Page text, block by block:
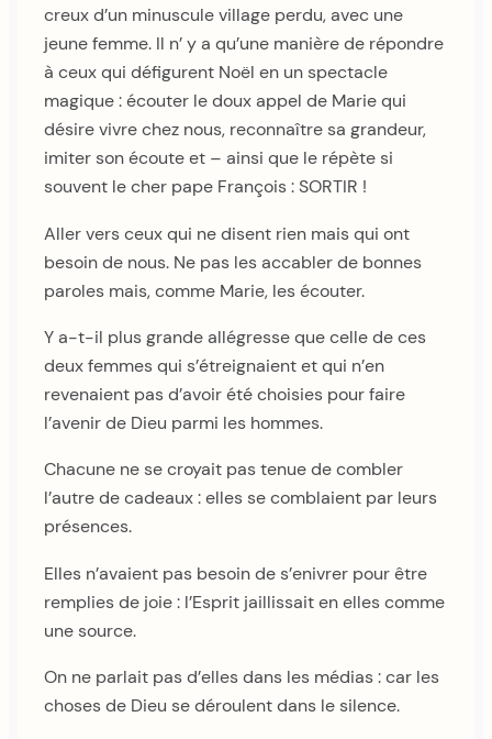
creux d’un minuscule village perdu, avec une
jeune femme. Il n’ y a qu’une manière de répondre
à ceux qui défigurent Noël en un spectacle
magique : écouter le doux appel de Marie qui
désire vivre chez nous, reconnaître sa grandeur,
imiter son écoute et – ainsi que le répète si
souvent le cher pape François : SORTIR !
Aller vers ceux qui ne disent rien mais qui ont
besoin de nous. Ne pas les accabler de bonnes
paroles mais, comme Marie, les écouter.
Y a-t-il plus grande allégresse que celle de ces
deux femmes qui s’étreignaient et qui n’en
revenaient pas d’avoir été choisies pour faire
l’avenir de Dieu parmi les hommes.
Chacune ne se croyait pas tenue de combler
l’autre de cadeaux : elles se comblaient par leurs
présences.
Elles n’avaient pas besoin de s’enivrer pour être
remplies de joie : l’Esprit jaillissait en elles comme
une source.
On ne parlait pas d’elles dans les médias : car les
choses de Dieu se déroulent dans le silence.